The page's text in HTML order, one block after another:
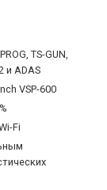
TS-GUN,
и ADAS
VSP-600
Fi